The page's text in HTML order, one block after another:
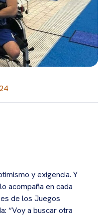
y exigencia. Y
acompaña en cada
de los Juegos
“Voy a buscar otra